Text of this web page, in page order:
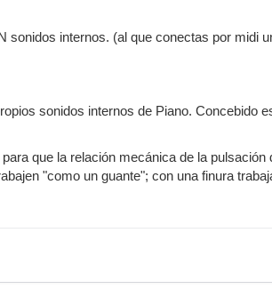
sonidos internos. (al que conectas por midi
sonidos internos de Piano. Concebido
que la relación mecánica de la pulsación
"como un guante"; con una finura